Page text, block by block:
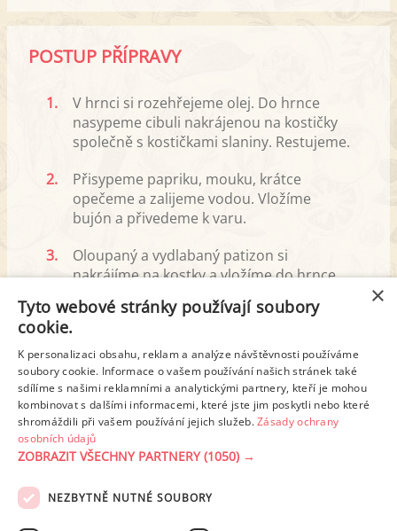
POSTUP PŘÍPRAVY
1.
V hrnci si rozehřejeme olej. Do hrnce
nasypeme cibuli nakrájenou na kostičky
společně s kostičkami slaniny. Restujeme.
2.
Přisypeme papriku, mouku, krátce
opečeme a zalijeme vodou. Vložíme
bujón a přivedeme k varu.
3.
Oloupaný a vydlabaný patizon si
nakrájíme na kostky a vložíme do hrnce.
4.
prolisovaný česnek, majoránku a podle
potřeby osolíme. Můžeme podávat.
Od:Petuler,6.8.2021
PODOBNÉ RECEPTY
×
Tyto webové stránky používají soubory
cookie.
K personalizaci obsahu, reklam a analýze návštěvnosti používáme
soubory cookie. Informace o vašem používání našich stránek také
sdílíme s našimi reklamními a analytickými partnery, kteří je mohou
kombinovat s dalšími informacemi, které jste jim poskytli nebo které
shromáždili při vašem používání jejich služeb.Zásady ochrany
osobních údajů
ZOBRAZIT VŠECHNY PARTNERY(1050) →
NEZBYTNĚ NUTNÉ SOUBORY